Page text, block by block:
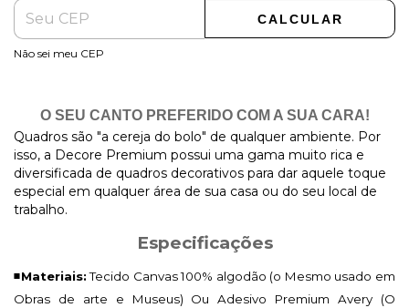
CALCULAR
Não sei meu CEP
O SEU CANTO PREFERIDO COM A SUA CARA!
Quadros são "a cereja do bolo" de qualquer ambiente. Por
isso, a Decore Premium possui uma gama muito rica e
diversificada de quadros decorativos para dar aquele toque
especial em qualquer área de sua casa ou do seu local de
trabalho.
Especificações
◾Materiais:Tecido Canvas 100% algodão (o Mesmo usado em
Obras de arte e Museus) Ou Adesivo Premium Avery (O